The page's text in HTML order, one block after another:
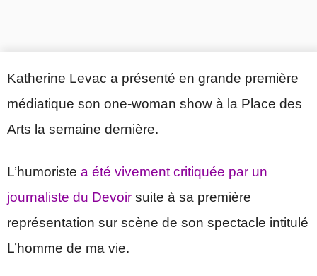
Katherine Levac a présenté en grande première
médiatique son one-woman show à la Place des
Arts la semaine dernière.
L’humoriste a été vivement critiquée par un
journaliste du Devoir suite à sa première
représentation sur scène de son spectacle intitulé
L’homme de ma vie.